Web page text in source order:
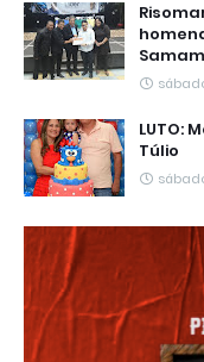
LUTO:
Túlio